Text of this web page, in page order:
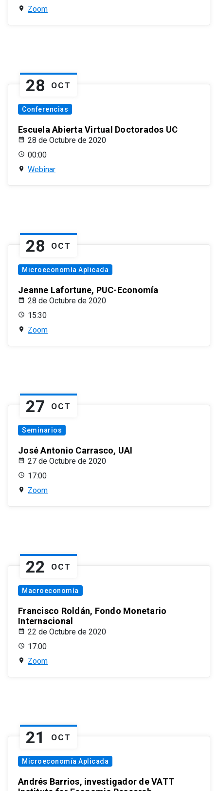
Zoom
28 OCT
Conferencias
Escuela Abierta Virtual Doctorados UC
28 de Octubre de 2020
00:00
Webinar
28 OCT
Microeconomía Aplicada
Jeanne Lafortune, PUC-Economía
28 de Octubre de 2020
15:30
Zoom
27 OCT
Seminarios
José Antonio Carrasco, UAI
27 de Octubre de 2020
17:00
Zoom
22 OCT
Macroeconomía
Francisco Roldán, Fondo Monetario
Internacional
22 de Octubre de 2020
17:00
Zoom
21 OCT
Microeconomía Aplicada
Andrés Barrios, investigador de VATT